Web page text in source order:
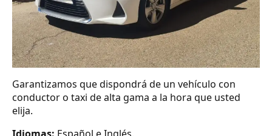
Garantizamos que dispondrá de un vehículo con
conductor o taxi de alta gama a la hora que usted
elija.